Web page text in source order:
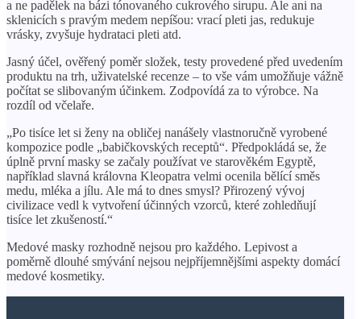
a ne padělek na bázi tónovaného cukrového sirupu. Ale ani na
sklenicích s pravým medem nepíšou: vrací pleti jas, redukuje
vrásky, zvyšuje hydrataci pleti atd.
Jasný účel, ověřený poměr složek, testy provedené před uvedením
produktu na trh, uživatelské recenze – to vše vám umožňuje vážně
počítat se slibovaným účinkem. Zodpovídá za to výrobce. Na
rozdíl od včelaře.
„Po tisíce let si ženy na obličej nanášely vlastnoručně vyrobené
kompozice podle „babičkovských receptů“. Předpokládá se, že
úplně první masky se začaly používat ve starověkém Egyptě,
například slavná královna Kleopatra velmi ocenila bělící směs
medu, mléka a jílu. Ale má to dnes smysl? Přirozený vývoj
civilizace vedl k vytvoření účinných vzorců, které zohledňují
tisíce let zkušeností.“
Medové masky rozhodně nejsou pro každého. Lepivost a
poměrně dlouhé smývání nejsou nejpříjemnějšími aspekty domácí
medové kosmetiky.